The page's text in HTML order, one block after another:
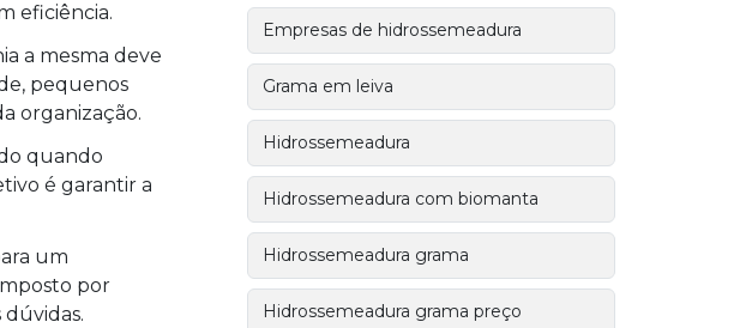
eficiência.
a mesma deve
pequenos
organização.
quando
é garantir a
um
por
Empresas de hidrossemeadura
Grama em leiva
Hidrossemeadura
Hidrossemeadura com biomanta
Hidrossemeadura grama
Hidrossemeadura grama preço